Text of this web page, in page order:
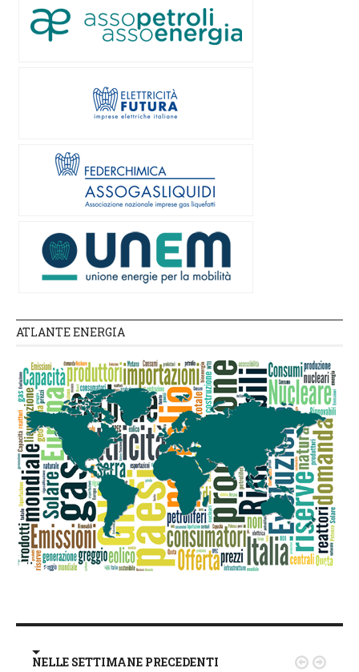
ATLANTE ENERGIA
NELLE SETTIMANE PRECEDENTI  